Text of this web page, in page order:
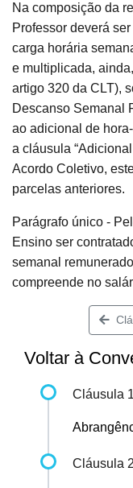
Na composição da
Professor deverá
carga horária
e multiplicada,
artigo 320 da CLT),
Descanso Semanal
ao adicional de
a cláusula
Acordo Coletivo,
parcelas anteriores.
Parágrafo único -
Ensino ser
semanal
compreende no
Voltar à
Cláusula 1
Cláusula 2